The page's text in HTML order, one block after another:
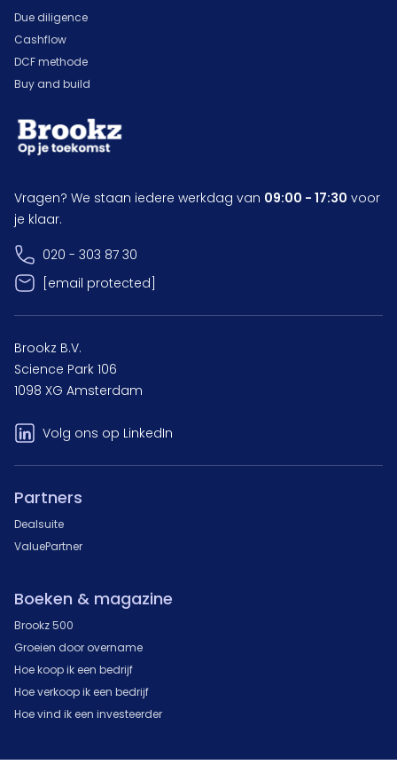
Due diligence
Cashflow
DCF methode
Buy and build
Vragen? We staan iedere werkdag van 09:00 - 17:30 voor
je klaar.
020 - 303 87 30
[email protected]
Brookz B.V.
Science Park 106
1098 XG Amsterdam
Volg ons op LinkedIn
Partners
Dealsuite
ValuePartner
Boeken & magazine
Brookz 500
Groeien door overname
Hoe koop ik een bedrijf
Hoe verkoop ik een bedrijf
Hoe vind ik een investeerder